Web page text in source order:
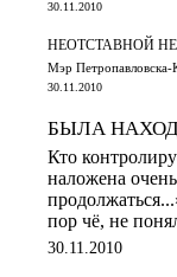
30.11.2010
НЕОТСТАВНОЙ
Мэр Петропавловска-
30.11.2010
БЫЛА
Кто
наложена
пор чё, не
30.11.2010